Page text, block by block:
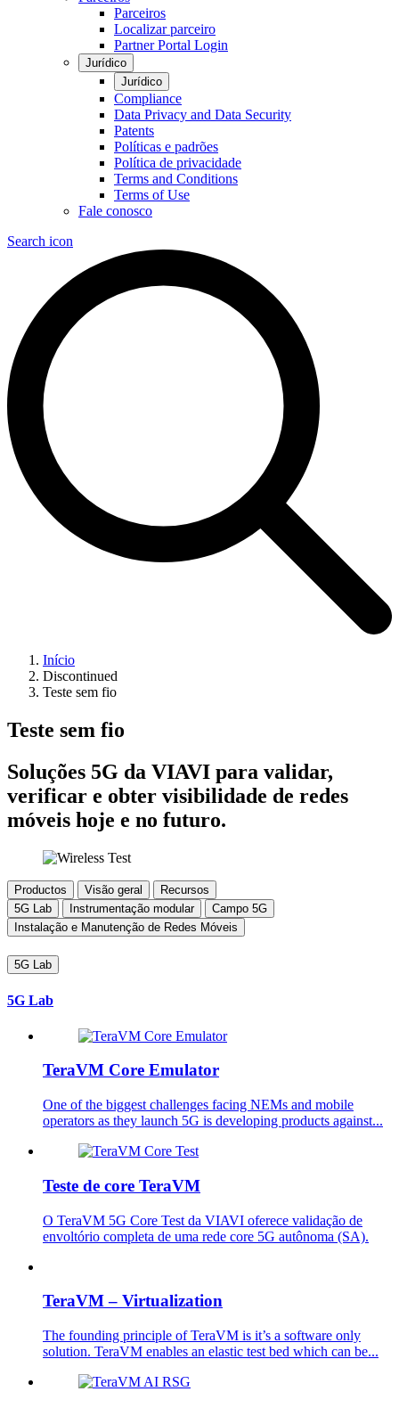
Parceiros
Localizar parceiro
Partner Portal Login
Jurídico
Jurídico
Compliance
Data Privacy and Data Security
Patents
Políticas e padrões
Política de privacidade
Terms and Conditions
Terms of Use
Fale conosco
Search icon
Início
Discontinued
Teste sem fio
Teste sem fio
Soluções 5G da VIAVI para validar,
verificar e obter visibilidade de redes
móveis hoje e no futuro.
Productos Visão geral
Recursos
5G Lab
Instrumentação modular
Campo 5G
Instalação e Manutenção de Redes Móveis
5G Lab
5G Lab
TeraVM Core Emulator
One of the biggest challenges facing NEMs and mobile
operators as they launch 5G is developing products against...
Teste de core TeraVM
O TeraVM 5G Core Test da VIAVI oferece validação de
envoltório completa de uma rede core 5G autônoma (SA).
TeraVM – Virtualization
The founding principle of TeraVM is it’s a software only
solution. TeraVM enables an elastic test bed which can be...